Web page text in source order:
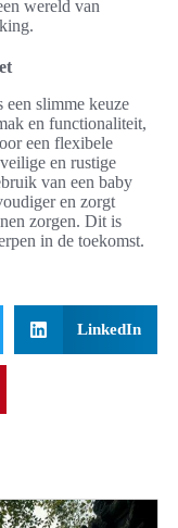
wereld van
een slimme keuze
en functionaliteit,
een flexibele
en rustige
van een baby
en zorgt
zorgen. Dit is
in de toekomst.
LinkedIn